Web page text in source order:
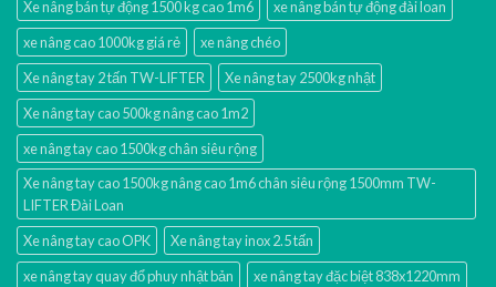
Xe nâng bán tự động 1500 kg cao 1m6
xe nâng bán tự động đài loan
xe nâng cao 1000kg giá rẻ
xe nâng chéo
Xe nâng tay 2 tấn TW-LIFTER
Xe nâng tay 2500kg nhật
Xe nâng tay cao 500kg nâng cao 1m2
xe nâng tay cao 1500kg chân siêu rộng
Xe nâng tay cao 1500kg nâng cao 1m6 chân siêu rộng 1500mm TW-
LIFTER Đài Loan
Xe nâng tay cao OPK
Xe nâng tay inox 2.5 tấn
xe nâng tay quay đổ phuy nhật bản
xe nâng tay đặc biệt 838x1220mm